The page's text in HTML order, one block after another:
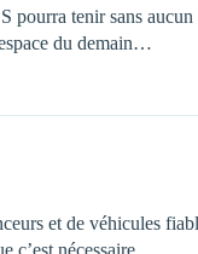
pourra tenir sans
du demain…
et de véhicules